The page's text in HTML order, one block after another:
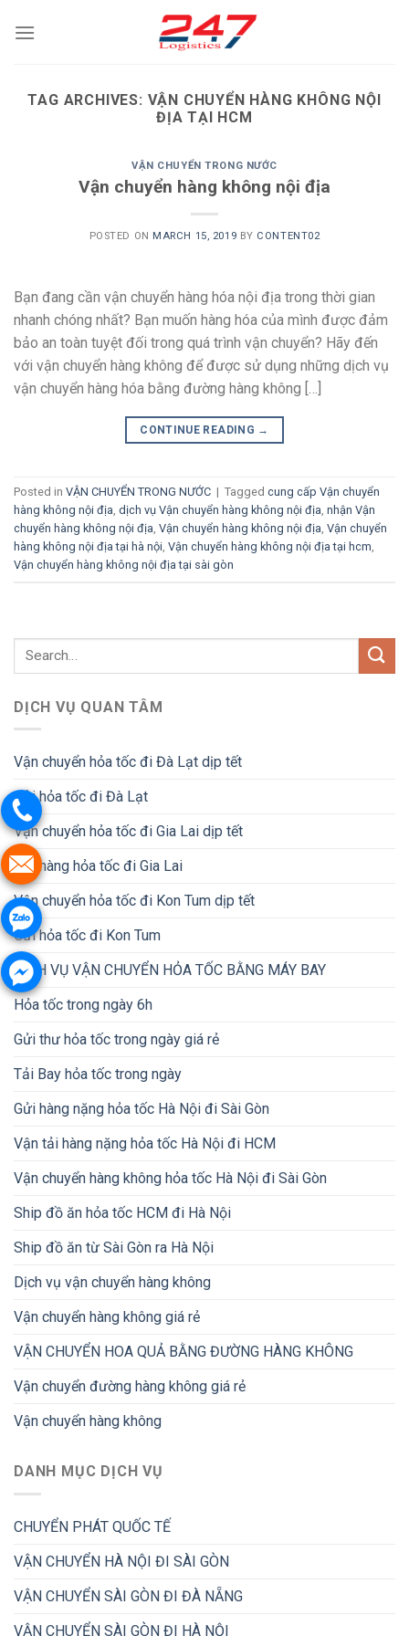
TAG ARCHIVES: VẬN CHUYỂN HÀNG KHÔNG NỘI
ĐỊA TẠI HCM
VẬN CHUYỂN TRONG NƯỚC
Vận chuyển hàng không nội địa
POSTED ON MARCH 15, 2019 BY CONTENT02
Bạn đang cần vận chuyển hàng hóa nội địa trong thời gian
nhanh chóng nhất? Bạn muốn hàng hóa của mình được đảm
bảo an toàn tuyệt đối trong quá trình vận chuyển? Hãy đến
với vận chuyển hàng không để được sử dụng những dịch vụ
vận chuyển hàng hóa bằng đường hàng không […]
CONTINUE READING →
Posted in VẬN CHUYỂN TRONG NƯỚC | Tagged cung cấp Vận chuyển
hàng không nội địa dịch vụ Vận chuyển hàng không nội địa nhận Vận
chuyển hàng không nội địa Vận chuyển hàng không nội địa Vận chuyển
hàng không nội địa tại hà nội Vận chuyển hàng không nội địa tại hcm
Vận chuyển hàng không nội địa tại sài gòn
DỊCH VỤ QUAN TÂM
Vận chuyển hỏa tốc đi Đà Lạt dịp tết
Gửi hỏa tốc đi Đà Lạt
Vận chuyển hỏa tốc đi Gia Lai dịp tết
Gửi hàng hỏa tốc đi Gia Lai
Vận chuyển hỏa tốc đi Kon Tum dịp tết
Gửi hỏa tốc đi Kon Tum
DỊCH VỤ VẬN CHUYỂN HỎA TỐC BẰNG MÁY BAY
Hỏa tốc trong ngày 6h
Gửi thư hỏa tốc trong ngày giá rẻ
Tải Bay hỏa tốc trong ngày
Gửi hàng nặng hỏa tốc Hà Nội đi Sài Gòn
Vận tải hàng nặng hỏa tốc Hà Nội đi HCM
Vận chuyển hàng không hỏa tốc Hà Nội đi Sài Gòn
Ship đồ ăn hỏa tốc HCM đi Hà Nội
Ship đồ ăn từ Sài Gòn ra Hà Nội
Dịch vụ vận chuyển hàng không
Vận chuyển hàng không giá rẻ
VẬN CHUYỂN HOA QUẢ BẰNG ĐƯỜNG HÀNG KHÔNG
Vận chuyển đường hàng không giá rẻ
Vận chuyển hàng không
DANH MỤC DỊCH VỤ
CHUYỂN PHÁT QUỐC TẾ
VẬN CHUYỂN HÀ NỘI ĐI SÀI GÒN
VẬN CHUYỂN SÀI GÒN ĐI ĐÀ NẴNG
VẬN CHUYỂN SÀI GÒN ĐI HÀ NỘI